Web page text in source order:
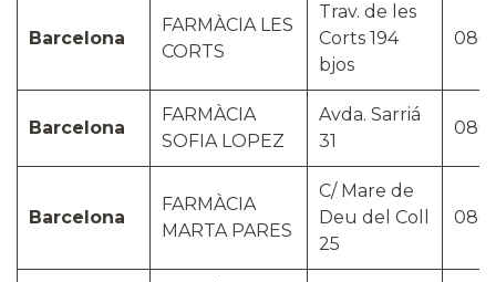
Barcelona
FARMÀCIA LES
CORTS
Trav. de les
Corts 194
bjos
Barcelona
FARMÀCIA
SOFIA LOPEZ
Avda. Sarriá
31
Barcelona
FARMÀCIA
MARTA PARES
C/ Mare de
Deu del Coll
25